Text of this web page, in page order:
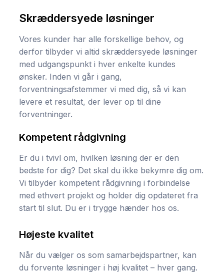
Skræddersyede løsninger
Vores kunder har alle forskellige behov, og
derfor tilbyder vi altid skræddersyede løsninger
med udgangspunkt i hver enkelte kundes
ønsker. Inden vi går i gang,
forventningsafstemmer vi med dig, så vi kan
levere et resultat, der lever op til dine
forventninger.
Kompetent rådgivning
Er du i tvivl om, hvilken løsning der er den
bedste for dig? Det skal du ikke bekymre dig om.
Vi tilbyder kompetent rådgivning i forbindelse
med ethvert projekt og holder dig opdateret fra
start til slut. Du er i trygge hænder hos os.
Højeste kvalitet
Når du vælger os som samarbejdspartner, kan
du forvente løsninger i høj kvalitet – hver gang.